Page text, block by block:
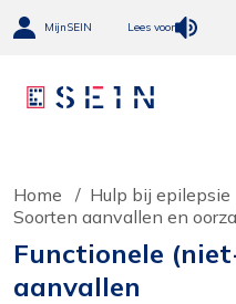
MijnSEIN Lees voor
Home
Hulp bij epilepsie
Soorten aanvallen en
Functionele
aanvallen